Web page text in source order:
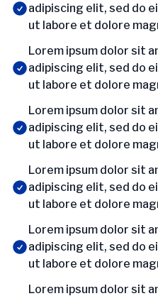
adipiscing elit, sed do
ut labore et dolore
Lorem ipsum dolor sit
adipiscing elit, sed do
ut labore et dolore
Lorem ipsum dolor sit
adipiscing elit, sed do
ut labore et dolore
Lorem ipsum dolor sit
adipiscing elit, sed do
ut labore et dolore
Lorem ipsum dolor sit
adipiscing elit, sed do
ut labore et dolore
Lorem ipsum dolor sit